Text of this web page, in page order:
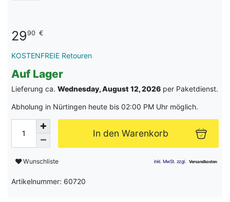
2990 €
KOSTENFREIE Retouren
Auf Lager
Lieferung ca. Wednesday, August 12, 2026 per Paketdienst.
Abholung in Nürtingen heute bis 02:00 PM Uhr möglich.
In den Warenkorb
Wunschliste
Artikelnummer: 60720